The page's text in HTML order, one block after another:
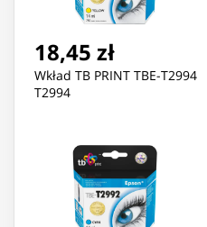
18,45 zł
Wkład TB PRINT TBE-T2994
T2994